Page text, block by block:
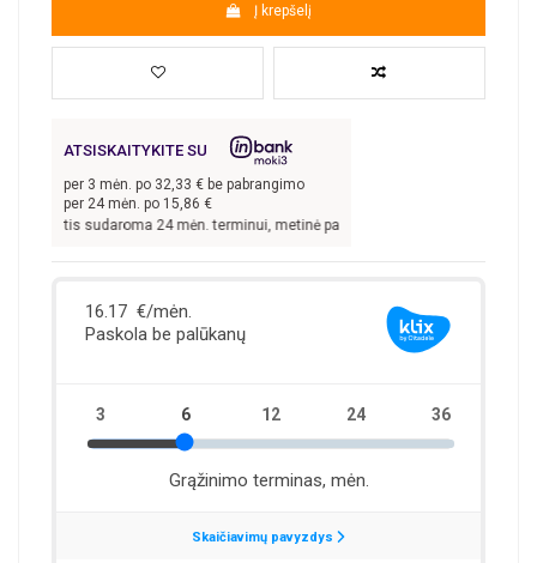
Į krepšelį
ATSISKAITYKITE SU
per 3 mėn. po 32,33 € be pabrangimo
per 24 mėn. po 15,86 €
sutartis sudaroma 24 mėn. terminui, metinė palūkanų norma –